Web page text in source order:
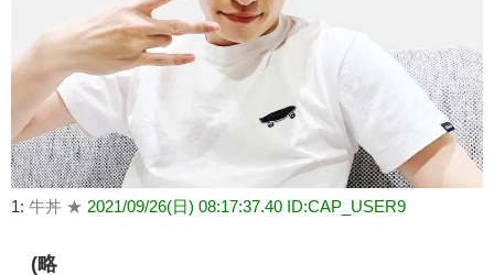
1: 牛丼 ★ 2021/09/26(日) 08:17:37.40 ID:CAP_USER9
(略